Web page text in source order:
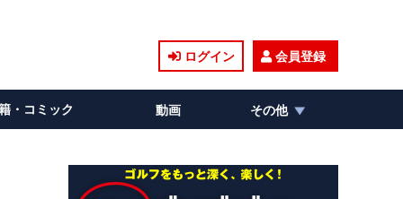
ログイン 会員登録
・コミック 動画 その他